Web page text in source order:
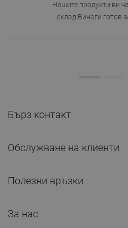
Нашите продукти ви
склад.Винаги готов
Бърз контакт
Обслужване на клиенти
Полезни връзки
За нас